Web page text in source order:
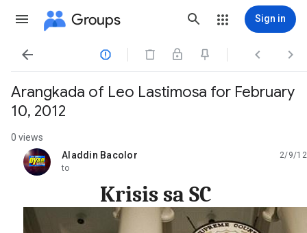
Groups Sign in
   
Arangkada of Leo Lastimosa for February
10, 2012
0 views
Aladdin Bacolor
unread,
2/9/12
to
Krisis sa SC